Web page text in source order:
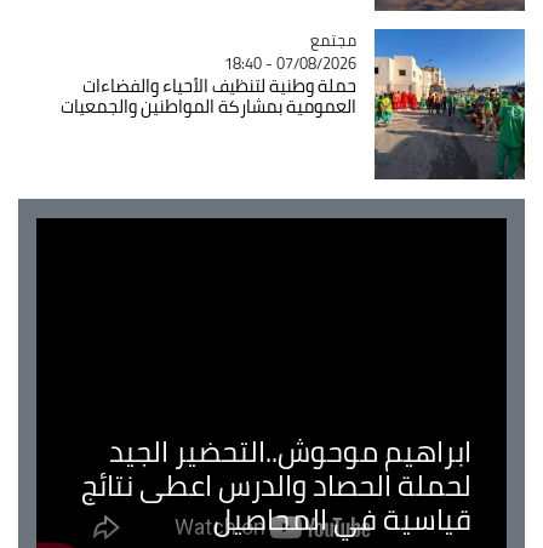
Catégorie
مجتمع
07/08/2026 - 18:40
حملة وطنية لتنظيف الأحياء والفضاءات
العمومية بمشاركة المواطنين والجمعيات
ابراهيم موحوش..التحضير الجيد
لحملة الحصاد والدرس اعطى نتائج
قياسية في المحاصيل